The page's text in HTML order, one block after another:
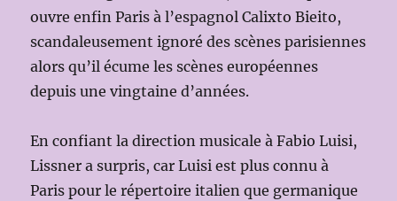
ouvre enfin Paris à l’espagnol Calixto Bieito,
scandaleusement ignoré des scènes parisiennes
alors qu’il écume les scènes européennes
depuis une vingtaine d’années.
En confiant la direction musicale à Fabio Luisi,
Lissner a surpris, car Luisi est plus connu à
Paris pour le répertoire italien que germanique